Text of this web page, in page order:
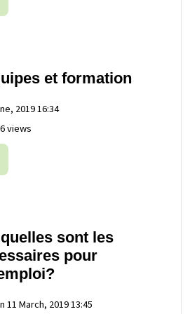
et formation
2019 16:34
views
sont les
pour
11 March, 2019 13:45